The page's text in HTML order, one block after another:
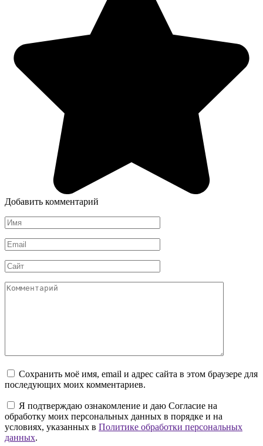
Добавить комментарий
Имя
*
Email
*
Сайт
Комментарий
Сохранить моё имя, email и адрес сайта в этом браузере для
последующих моих комментариев.
Я подтверждаю ознакомление и даю Согласие на
обработку моих персональных данных в порядке и на
условиях, указанных в Политике обработки персональных
данных.